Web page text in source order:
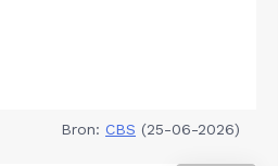
Bron: CBS (25-06-2026)